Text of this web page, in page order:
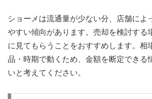
ショーメは流通量が少ない分、店舗によ
やすい傾向があります。売却を検討する
に見てもらうことをおすすめします。相
品・時期で動くため、金額を断定できる
いと考えてください。